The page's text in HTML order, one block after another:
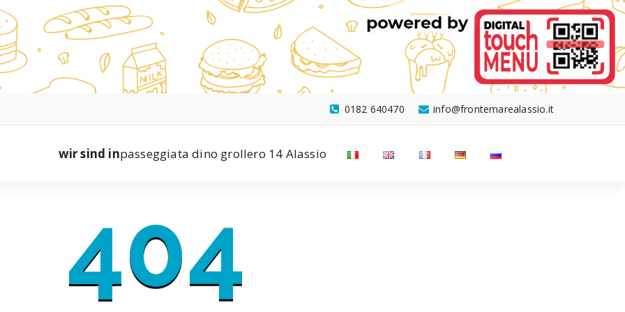
info@frontemarealassio.it
0182 640470
wir sind inpasseggiata dino grollero 14 Alassio
404